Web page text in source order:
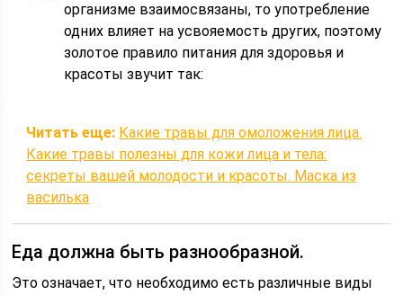
организме взаимосвязаны, то употребление
одних влияет на усвояемость других, поэтому
золотое правило питания для здоровья и
красоты звучит так:
Читать еще: Какие травы для омоложения лица.
Какие травы полезны для кожи лица и тела:
секреты вашей молодости и красоты. Маска из
василька
Еда должна быть разнообразной.
Это означает, что необходимо есть различные виды